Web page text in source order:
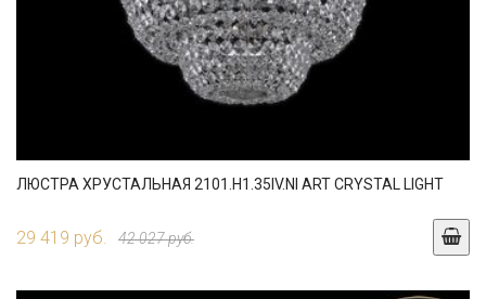
ЛЮСТРА ХРУСТАЛЬНАЯ 2101.H1.35IV.NI ART CRYSTAL LIGHT
29 419 руб. 42 027 руб.